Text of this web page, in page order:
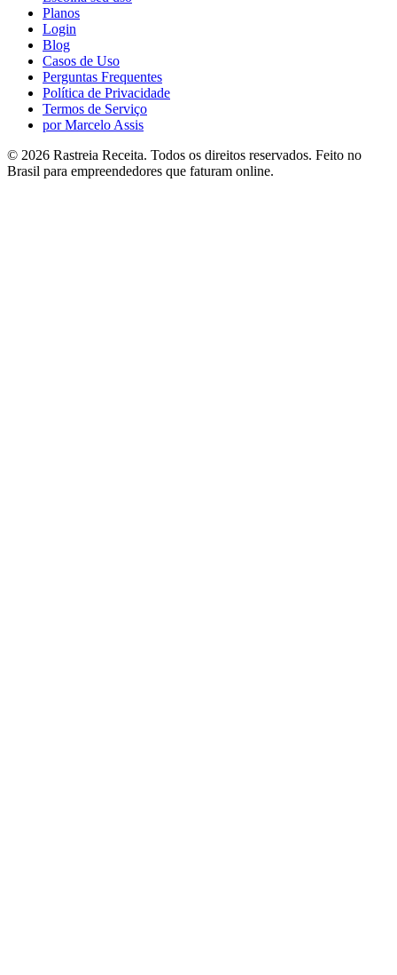
Planos
Login
Blog
Casos de Uso
Perguntas Frequentes
Política de Privacidade
Termos de Serviço
por Marcelo Assis
© 2026 Rastreia Receita. Todos os direitos reservados. Feito no
Brasil para empreendedores que faturam online.